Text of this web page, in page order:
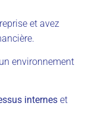
et avez
environnement
internes et